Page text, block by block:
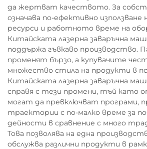
да жертват качеството. За
означава по-ефективно
ресурси и работното време на
Китайската лазерна заваръчна
поддържа гъвкаво производство.
променят бързо, а купувачите
множество стила на продукти в
Китайската лазерна заваръчна
справя с тези промени, тъй като
могат да превключват програми,
траектории с по-малко време за
дейности в сравнение с много
Това позволява на една
обслужва различни продукти в